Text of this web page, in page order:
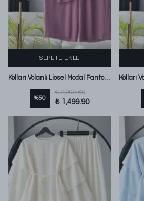
SEPETE EKLE
Kolları Volanlı Liosel Modal Pantolonlu Takım Mürdüm
%50
₺ 2,999.80
₺ 1,499.90